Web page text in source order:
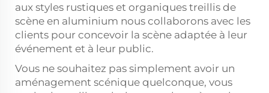
aux styles rustiques et organiques treillis de
scène en aluminium nous collaborons avec les
clients pour concevoir la scène adaptée à leur
événement et à leur public.
Vous ne souhaitez pas simplement avoir un
aménagement scénique quelconque, vous